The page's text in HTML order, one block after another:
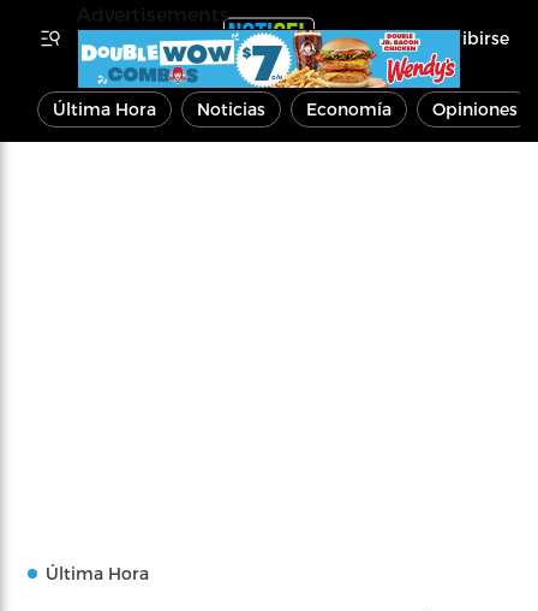
Inscribirse
Última Hora Noticias Economía Opiniones
Última Hora
Advertisements